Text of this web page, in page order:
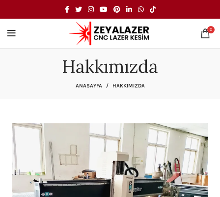
0
Hakkımızda
ANASAYFA HAKKIMIZDA